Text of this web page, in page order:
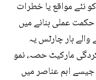
نئے مواقع یا خطرات
عملی بنانے میں
بار چارٹس یہ
مارکیٹ حصہ، نمو
اہم عناصر میں